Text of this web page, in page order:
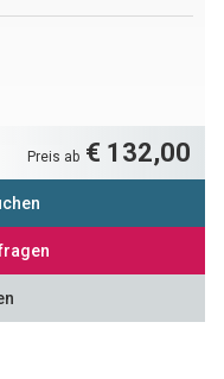
Preis ab € 132,00